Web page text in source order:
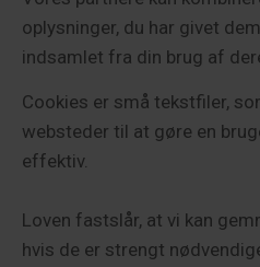
oplysninger, du har givet
indsamlet fra din brug af
Cookies er små tekstfiler,
websteder til at gøre en
effektiv.
Loven fastslår, at vi kan
hvis de er strengt